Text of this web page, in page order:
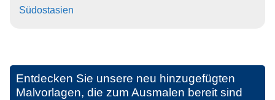
Südostasien
Entdecken Sie unsere neu hinzugefügten
Malvorlagen, die zum Ausmalen bereit sind